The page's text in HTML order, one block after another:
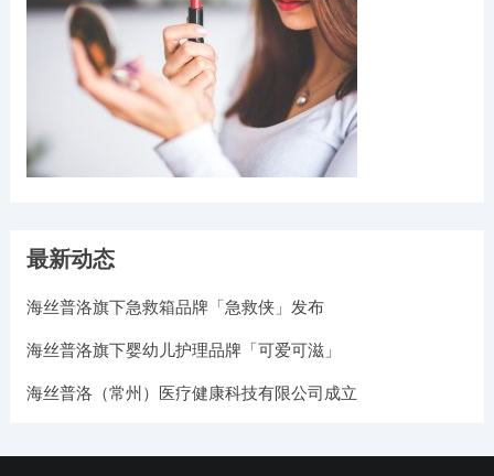
最新动态
海丝普洛旗下急救箱品牌「急救侠」发布
海丝普洛旗下婴幼儿护理品牌「可爱可滋」
海丝普洛（常州）医疗健康科技有限公司成立